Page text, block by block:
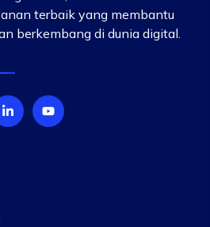
terbaik yang membantu
berkembang di dunia digital.